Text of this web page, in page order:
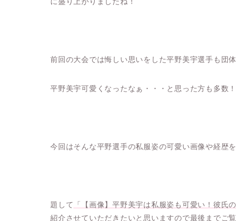
前回の大会では悔しい思いをした平野美宇選手も団
平野美宇可愛くなったなぁ・・・と思った方も多数！
今回はそんな平野選手の私服姿の可愛い画像や経歴
題して 「【画像】平野美宇は私服姿も可愛い！彼氏
紹介させていただきたいと思いますので最後までご